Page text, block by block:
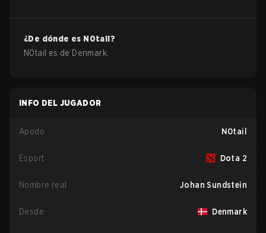
¿De dónde es N0tail?
N0tail es de Denmark
INFO DEL JUGADOR
Apodo N0tail
Esport Dota 2
Nombre real Johan Sundstein
Desde Denmark